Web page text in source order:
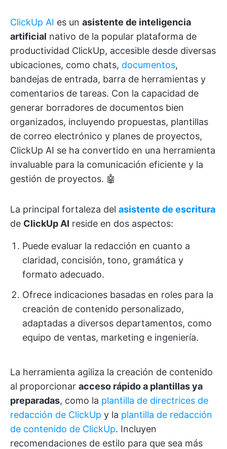
ClickUp AI es un asistente de inteligencia
artificial nativo de la popular plataforma de
productividad ClickUp, accesible desde diversas
ubicaciones, como chats, documentos,
bandejas de entrada, barra de herramientas y
comentarios de tareas. Con la capacidad de
generar borradores de documentos bien
organizados, incluyendo propuestas, plantillas
de correo electrónico y planes de proyectos,
ClickUp AI se ha convertido en una herramienta
invaluable para la comunicación eficiente y la
gestión de proyectos. 🤖
La principal fortaleza del asistente de escritura
de ClickUp AI reside en dos aspectos:
Puede evaluar la redacción en cuanto a
claridad, concisión, tono, gramática y
formato adecuado.
Ofrece indicaciones basadas en roles para la
creación de contenido personalizado,
adaptadas a diversos departamentos, como
equipo de ventas, marketing e ingeniería.
La herramienta agiliza la creación de contenido
al proporcionar acceso rápido a plantillas ya
preparadas, como la plantilla de directrices de
redacción de ClickUp y la plantilla de redacción
de contenido de ClickUp. Incluyen
recomendaciones de estilo para que sea más